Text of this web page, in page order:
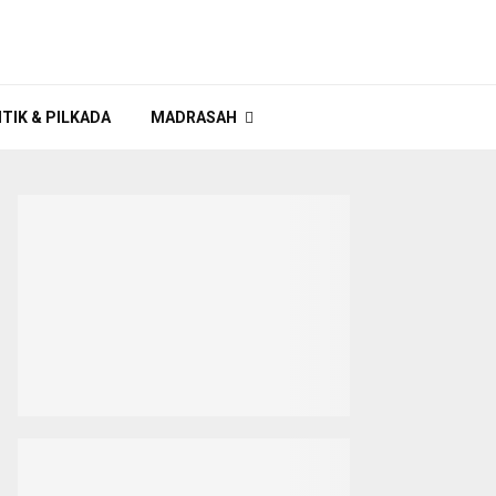
& PILKADA MADRASAH